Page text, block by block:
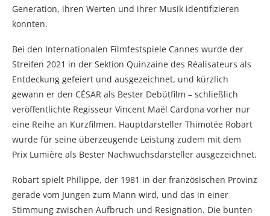
Generation, ihren Werten und ihrer Musik identifizieren
konnten.
Bei den Internationalen Filmfestspiele Cannes wurde der
Streifen 2021 in der Sektion Quinzaine des Réalisateurs als
Entdeckung gefeiert und ausgezeichnet, und kürzlich
gewann er den CÉSAR als Bester Debütfilm – schließlich
veröffentlichte Regisseur Vincent Maël Cardona vorher nur
eine Reihe an Kurzfilmen. Hauptdarsteller Thimotée Robart
wurde für seine überzeugende Leistung zudem mit dem
Prix Lumière als Bester Nachwuchsdarsteller ausgezeichnet.
Robart spielt Philippe, der 1981 in der französischen Provinz
gerade vom Jungen zum Mann wird, und das in einer
Stimmung zwischen Aufbruch und Resignation. Die bunten